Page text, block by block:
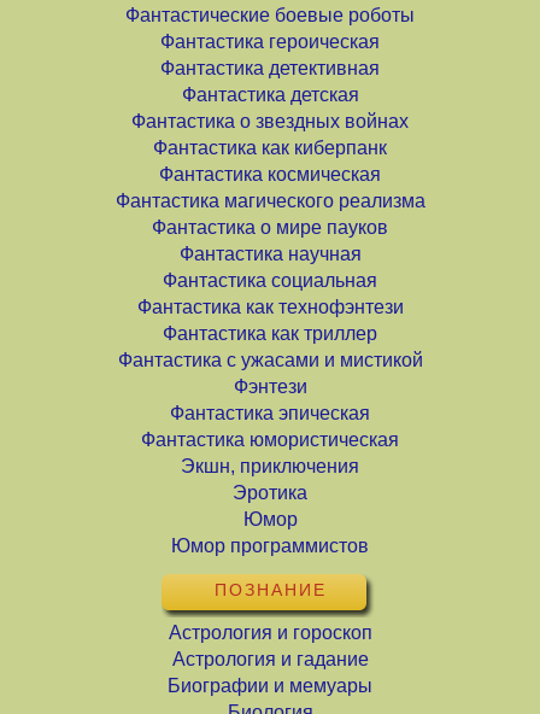
Фантастические боевые роботы
Фантастика героическая
Фантастика детективная
Фантастика детская
Фантастика о звездных войнах
Фантастика как киберпанк
Фантастика космическая
Фантастика магического реализма
Фантастика о мире пауков
Фантастика научная
Фантастика социальная
Фантастика как технофэнтези
Фантастика как триллер
Фантастика с ужасами и мистикой
Фэнтези
Фантастика эпическая
Фантастика юмористическая
Экшн, приключения
Эротика
Юмор
Юмор программистов
ПОЗНАНИЕ
Астрология и гороскоп
Астрология и гадание
Биографии и мемуары